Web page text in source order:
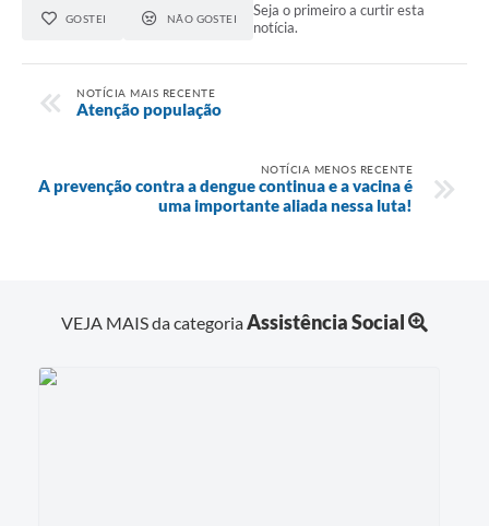
GOSTEI NÃO GOSTEI
Seja o primeiro a curtir esta
notícia.
NOTÍCIA MAIS RECENTE
Atenção população
NOTÍCIA MENOS RECENTE
A prevenção contra a dengue continua e a vacina é
uma importante aliada nessa luta!
VEJA MAIS da categoriaAssistência Social